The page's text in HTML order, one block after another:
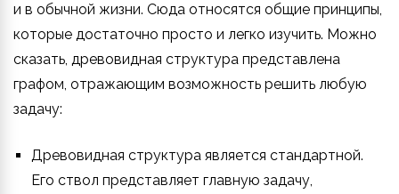
и в обычной жизни. Сюда относятся общие принципы,
которые достаточно просто и легко изучить. Можно
сказать, древовидная структура представлена
графом, отражающим возможность решить любую
задачу:
Древовидная структура является стандартной.
Его ствол представляет главную задачу,